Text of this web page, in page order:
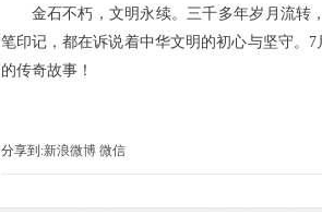
金石不朽，文明永续。三千多年岁月流转
笔印记，都在诉说着中华文明的初心与坚守。
的传奇故事！
分享到:新浪微博 微信